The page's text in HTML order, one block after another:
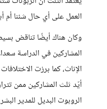
العمل على أي حال شئنا أم
وكان هناك أيضًا تناقض
المشاركين في الدراسة
الإناث، كما برزت